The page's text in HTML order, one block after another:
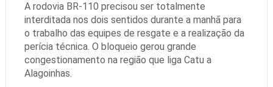
A rodovia BR-110 precisou ser totalmente
interditada nos dois sentidos durante a manhã para
o trabalho das equipes de resgate e a realização da
perícia técnica. O bloqueio gerou grande
congestionamento na região que liga Catu a
Alagoinhas.